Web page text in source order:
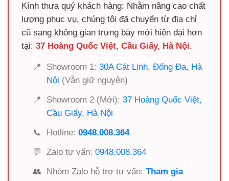
Kính thưa quý khách hàng: Nhằm nâng cao chất
lượng phục vụ, chúng tôi đã chuyển từ địa chỉ
cũ sang không gian trưng bày mới hiện đại hơn
tại: 37 Hoàng Quốc Việt, Cầu Giấy, Hà Nội.
📍 Showroom 1: 30A Cát Linh, Đống Đa, Hà
Nội (Vẫn giữ nguyên)
📍
Showroom 2 (Mới): 37 Hoàng Quốc Việt,
Cầu Giấy, Hà Nội
📞
Hotline: 0948.008.364
💬
Zalo tư vấn: 0948.008.364
👥
Nhóm Zalo hỗ trợ tư vấn: Tham gia